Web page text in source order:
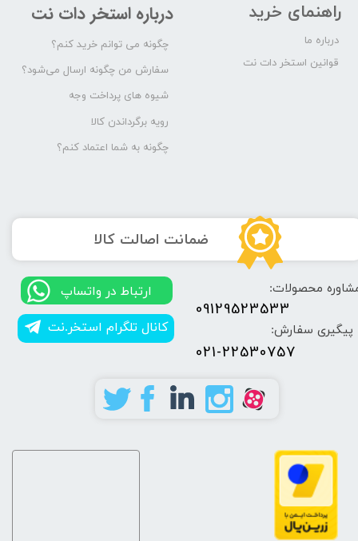
راهنمای خرید درباره استخر دات نت
درباره ما
قوانین استخر دات نت
چگونه می توانم خرید کنم؟
سفارش من چگونه ارسال می‌شود؟
شیوه های پرداخت وجه
رویه برگرداندن کالا
چگونه به شما اعتماد کنم؟
پیگیری سفارش:
021-22530757
کانال تلگرام استخر.نت
محصولات:
09129523533
​​ارتباط در واتساپ
​ضمانت اصالت کالا